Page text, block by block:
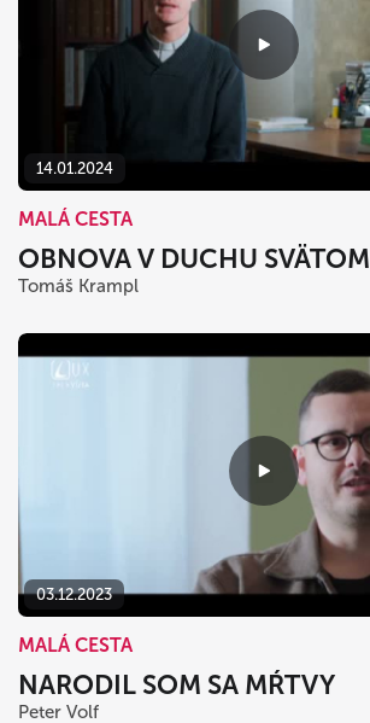
14.01.2024
MALÁ CESTA
OBNOVA V DUCHU SVÄTOM
Tomáš Krampl
03.12.2023
MALÁ CESTA
NARODIL SOM SA MŔTVY
Peter Volf